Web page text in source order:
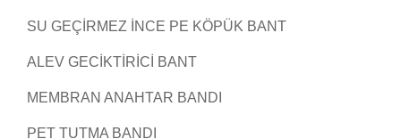
SU GEÇIRMEZ İNCE PE KÖPÜK BANT
ALEV GECIKTIRICI BANT
MEMBRAN ANAHTAR BANDI
PET TUTMA BANDI